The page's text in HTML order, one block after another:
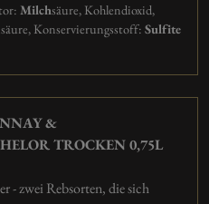
Milchsäure, Kohlendioxid,
, Konservierungsstoff: Sulfite
&
TROCKEN 0,75L B
- zwei Rebsorten, die sich